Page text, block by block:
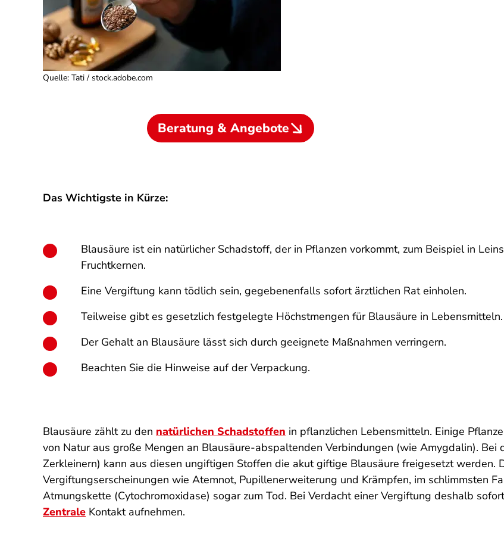
Quelle: Tati / stock.adobe.com
Beratung & Angebote
Das Wichtigste in Kürze:
Blausäure ist ein natürlicher Schadstoff, der in Pflanzen vorkommt, zum Beispiel in
Fruchtkernen.
Eine Vergiftung kann tödlich sein, gegebenenfalls sofort ärztlichen Rat einholen.
Teilweise gibt es gesetzlich festgelegte Höchstmengen für Blausäure in Lebensmitteln.
Der Gehalt an Blausäure lässt sich durch geeignete Maßnahmen verringern.
Beachten Sie die Hinweise auf der Verpackung.
Blausäure zählt zu den natürlichen Schadstoffen in pflanzlichen Lebensmitteln. Einige
von Natur aus große Mengen an Blausäure-abspaltenden Verbindungen (wie Amygdalin). Bei
Zerkleinern) kann aus diesen ungiftigen Stoffen die akut giftige Blausäure freigesetzt werden.
Vergiftungserscheinungen wie Atemnot, Pupillenerweiterung und Krämpfen, im schlimmsten
Atmungskette (Cytochromoxidase) sogar zum Tod. Bei Verdacht einer Vergiftung deshalb
Zentrale Kontakt aufnehmen.